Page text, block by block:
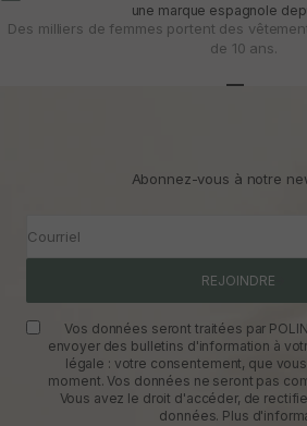
une marque espagnole
Des milliers de femmes portent des
de 10 ans.
Abonnez-vous à notre
Courriel
REJOINDRE
Vos données seront traitées par
envoyer des bulletins d'information à
légale : votre consentement, que
moment. Vos données ne seront pas
Vous avez le droit d'accéder, de
données. Plus